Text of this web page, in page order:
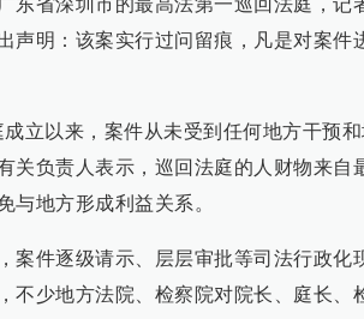
东省深圳市的最高法第一巡回法庭，记
声明：该案实行过问留痕，凡是对案件
成立以来，案件从未受到任何地方干预
关负责人表示，巡回法庭的人财物来自
与地方形成利益关系。
案件逐级请示、层层审批等司法行政化
不少地方法院、检察院对院长、庭长、